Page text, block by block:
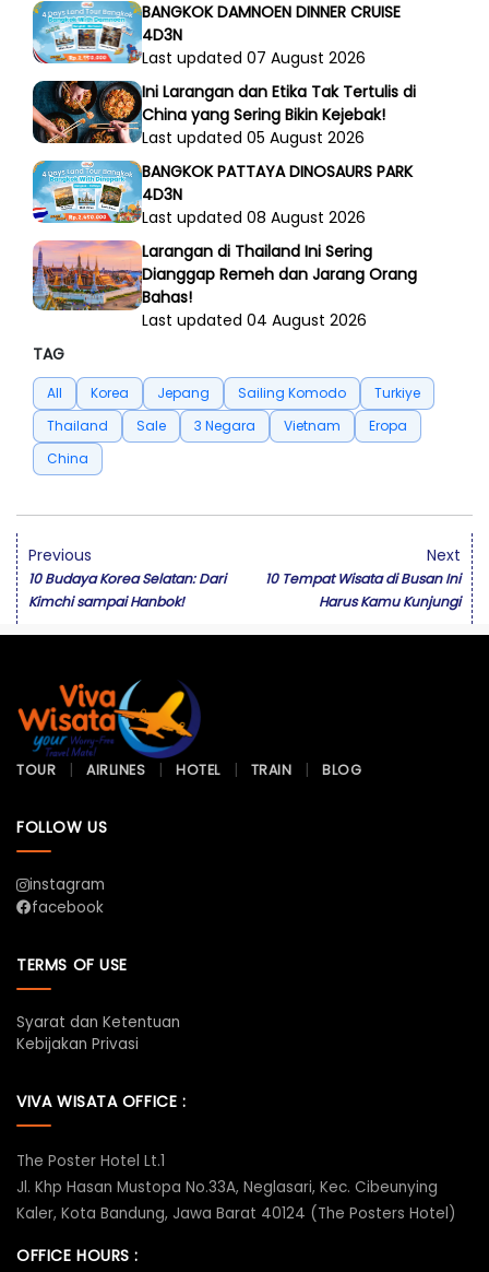
BANGKOK DAMNOEN DINNER CRUISE
4D3N
Last updated 07 August 2026
Ini Larangan dan Etika Tak Tertulis di
China yang Sering Bikin Kejebak!
Last updated 05 August 2026
BANGKOK PATTAYA DINOSAURS PARK
4D3N
Last updated 08 August 2026
Larangan di Thailand Ini Sering
Dianggap Remeh dan Jarang Orang
Bahas!
Last updated 04 August 2026
TAG
All Korea Jepang Sailing Komodo
Turkiye
Thailand
Sale 3 Negara Vietnam
Eropa
China
Previous
10 Budaya Korea Selatan: Dari
Kimchi sampai Hanbok!
Next
10 Tempat Wisata di Busan Ini
Harus Kamu Kunjungi
TOUR AIRLINES HOTEL TRAIN BLOG
FOLLOW US
instagram
facebook
TERMS OF USE
Syarat dan Ketentuan
Kebijakan Privasi
VIVA WISATA OFFICE :
The Poster Hotel Lt.1
Jl. Khp Hasan Mustopa No.33A, Neglasari, Kec. Cibeunying
Kaler, Kota Bandung, Jawa Barat 40124 (The Posters Hotel)
OFFICE HOURS :